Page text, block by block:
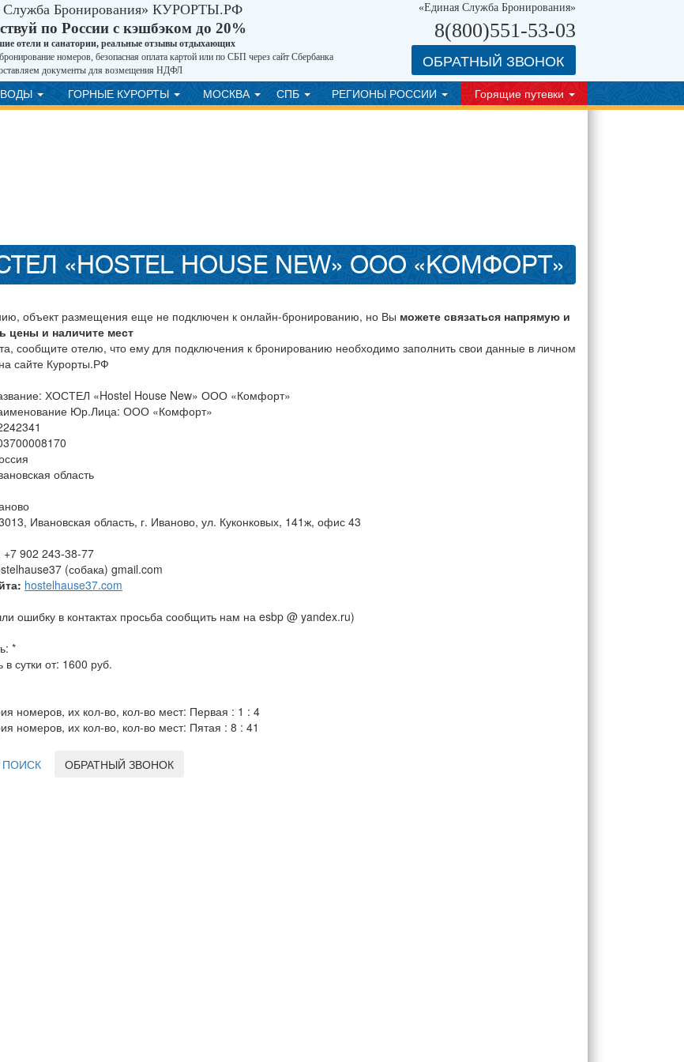
Служба Бронирования» КУРОРТЫ.РФ
по России с кэшбэком до 20%
отели и санатории, реальные отзывы отдыхающих
номеров, безопасная оплата картой или по СБП через сайт Сбербанка
документы для возмещения НДФЛ
«Единая Служба Бронирования»
8(800)551-53-03
ОБРАТНЫЙ ЗВОНОК
ГОРНЫЕ КУРОРТЫ МОСКВА СПБ РЕГИОНЫ РОССИИ
Горящие путевки
«HOSTEL HOUSE NEW» ООО «КОМФОРТ»
объект размещения еще не подключен к онлайн-бронированию, но Вы можете связаться напрямую и
цены и наличите мест
сообщите отелю, что ему для подключения к бронированию необходимо заполнить свои данные в личном
сайте Курорты.РФ
ХОСТЕЛ «Hostel House New» ООО «Комфорт»
Юр.Лица: ООО «Комфорт»
область
Ивановская область, г. Иваново, ул. Куконковых, 141ж, офис 43
+7 902 243-38-77
(собака) gmail.com
hostelhause37.com
ошибку в контактах просьба сообщить нам на esbp @ yandex.ru)
*
в сутки от: 1600 руб.
номеров, их кол-во, кол-во мест: Первая : 1 : 4
номеров, их кол-во, кол-во мест: Пятая : 8 : 41
ОБРАТНЫЙ ЗВОНОК